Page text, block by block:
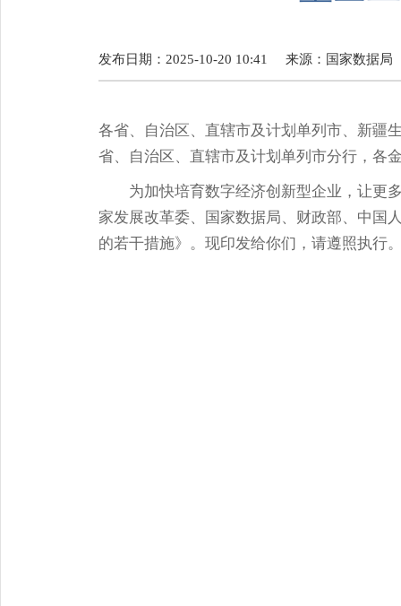
发布日期：2025-10-20 10:41 来源： 国家数据局
各省、自治区、直辖市及计划单列市、新疆
省、自治区、直辖市及计划单列市分行，各
为加快培育数字经济创新型企业，让更
家发展改革委、国家数据局、财政部、中国
的若干措施》。现印发给你们，请遵照执行